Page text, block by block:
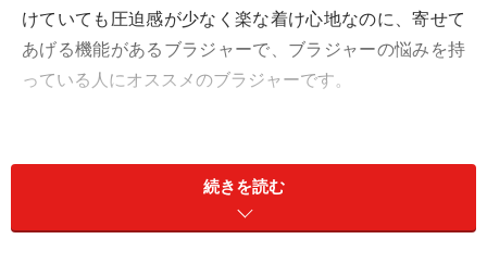
けていても圧迫感が少なく楽な着け心地なのに、寄せて
あげる機能があるブラジャーで、ブラジャーの悩みを持
っている人にオススメのブラジャーです。
Page2：・ブラジャーの悩みは、人それぞれ
・ストレスなしでキレイにバストメイク！
Page4：・３サイズで展開する新感覚のブラジャー
続きを読む